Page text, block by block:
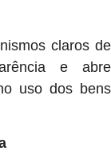
claros de
e abre
uso dos bens